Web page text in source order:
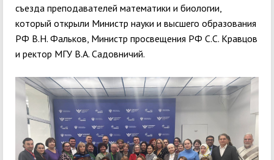
съезда преподавателей математики и биологии,
который открыли Министр науки и высшего образования
РФ В.Н. Фальков, Министр просвещения РФ С.С. Кравцов
и ректор МГУ В.А. Садовничий.